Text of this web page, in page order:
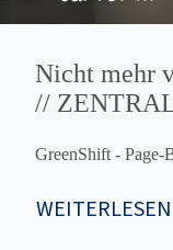
Nicht mehr
//
GreenShift -
WEITERLESEN